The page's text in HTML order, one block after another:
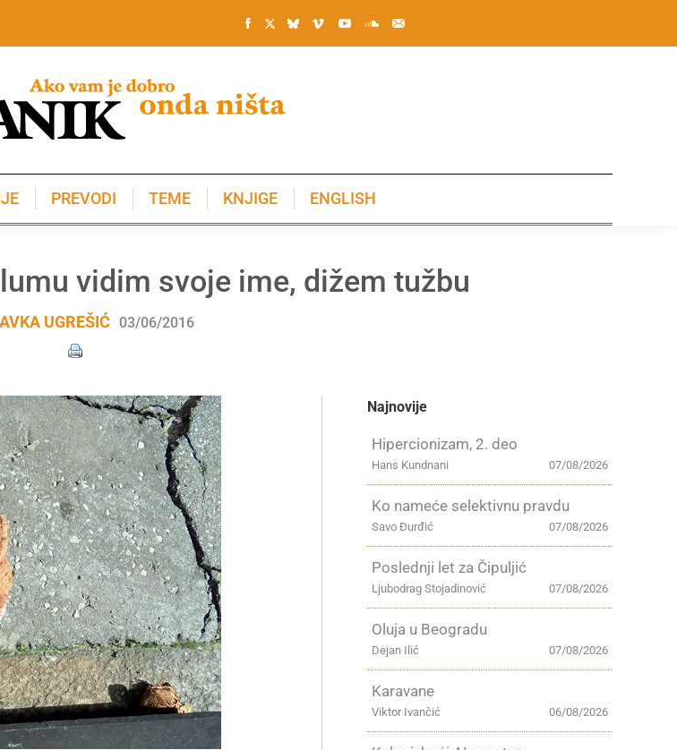
PREVODI TEME KNJIGE ENGLISH
vidim svoje ime, dižem tužbu
UGREŠIĆ 03/06/2016
Najnovije
Hipercionizam, 2. deo
07/08/2026
Hans Kundnani
Ko nameće selektivnu pravdu
07/08/2026
Savo Đurđić
Poslednji let za Čipuljić
07/08/2026
Ljubodrag Stojadinović
Oluja u Beogradu
07/08/2026
Dejan Ilić
Karavane
06/08/2026
Viktor Ivančić
KNJIGE ENGLISH